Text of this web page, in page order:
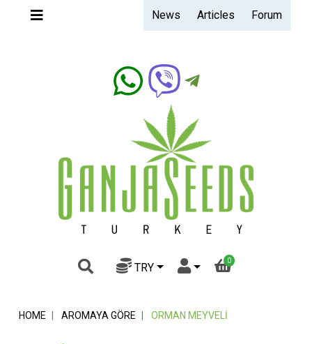
News Articles Forum
Ganjaseeds.band
TRY
0
HOME AROMAYA GÖRE ORMAN MEYVELI